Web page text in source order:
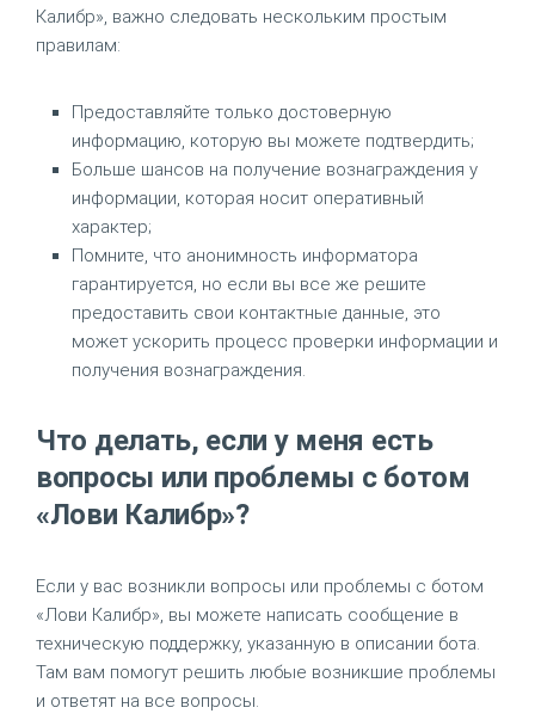
Калибр», важно следовать нескольким простым
правилам:
Предоставляйте только достоверную
информацию, которую вы можете подтвердить;
Больше шансов на получение вознаграждения у
информации, которая носит оперативный
характер;
Помните, что анонимность информатора
гарантируется, но если вы все же решите
предоставить свои контактные данные, это
может ускорить процесс проверки информации и
получения вознаграждения.
Что делать, если у меня есть
вопросы или проблемы с ботом
«Лови Калибр»?
Если у вас возникли вопросы или проблемы с ботом
«Лови Калибр», вы можете написать сообщение в
техническую поддержку, указанную в описании бота.
Там вам помогут решить любые возникшие проблемы
и ответят на все вопросы.